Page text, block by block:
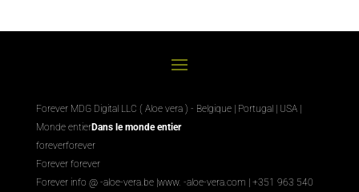
Forever MDG Digital LLC ( Aloe vera ) - Belgique | Portugal | USA |
Monde entierDans le monde entier
foreverforever
Forever forever
Forever info @ -aloe-vera.be | www. -aloe-vera.com | +351 963 540